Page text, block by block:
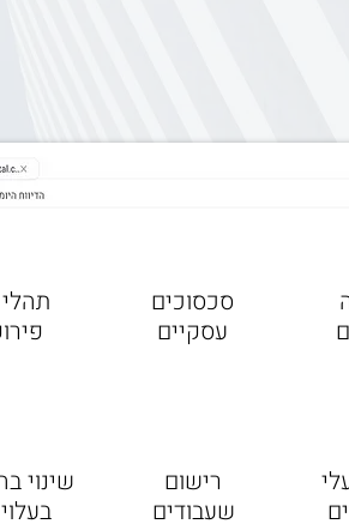
סכסוכים
עסקיים
שינוי
רישום
שעבודים